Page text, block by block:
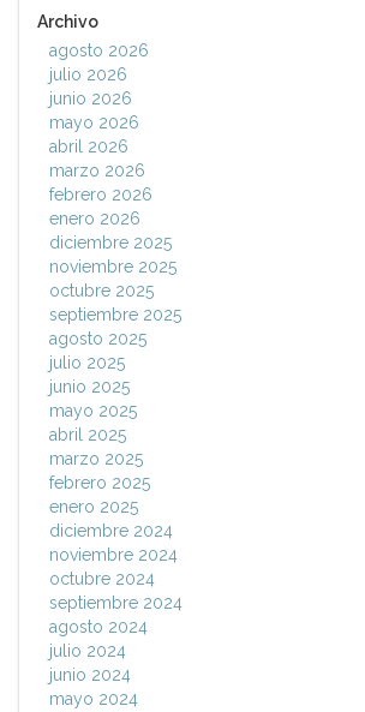
Archivo
agosto 2026
julio 2026
junio 2026
mayo 2026
abril 2026
marzo 2026
febrero 2026
enero 2026
diciembre 2025
noviembre 2025
octubre 2025
septiembre 2025
agosto 2025
julio 2025
junio 2025
mayo 2025
abril 2025
marzo 2025
febrero 2025
enero 2025
diciembre 2024
noviembre 2024
octubre 2024
septiembre 2024
agosto 2024
julio 2024
junio 2024
mayo 2024